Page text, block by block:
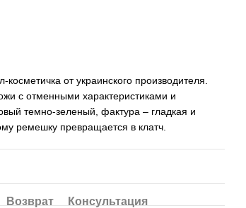
от украинского производителя.
с отменными характеристиками и
темно-зеленый, фактура – гладкая и
ремешку превращается в клатч.
Возврат
Консультация